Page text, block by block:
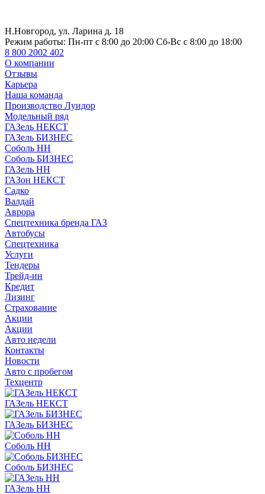
Н.Новгород, ул. Ларина д. 18
Режим работы: Пн-пт с 8:00 до 20:00 Сб-Вс с 8:00 до 18:00
8 800 2002 402
О компании
Отзывы
Карьера
Наша команда
Производство Луидор
Модельный ряд
ГАЗель НЕКСТ
ГАЗель БИЗНЕС
Соболь НН
Соболь БИЗНЕС
ГАЗель НН
ГАЗон НЕКСТ
Садко
Валдай
Аврора
Спецтехника бренда ГАЗ
Автобусы
Спецтехника
Услуги
Тендеры
Трейд-ин
Кредит
Лизинг
Страхование
Акции
Акции
Авто недели
Контакты
Новости
Авто с пробегом
Техцентр
ГАЗель НЕКСТ
ГАЗель БИЗНЕС
Соболь НН
Соболь БИЗНЕС
ГАЗель НН